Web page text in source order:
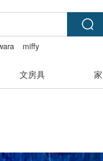
miffy
文房具